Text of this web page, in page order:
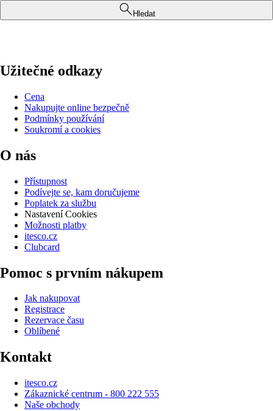
Hledat
Užitečné odkazy
Cena
Nakupujte online bezpečně
Podmínky používání
Soukromí a cookies
O nás
Přístupnost
Podívejte se, kam doručujeme
Poplatek za službu
Nastavení Cookies
Možnosti platby
itesco.cz
Clubcard
Pomoc s prvním nákupem
Jak nakupovat
Registrace
Rezervace času
Oblíbené
Kontakt
itesco.cz
Zákaznické centrum - 800 222 555
Naše obchody